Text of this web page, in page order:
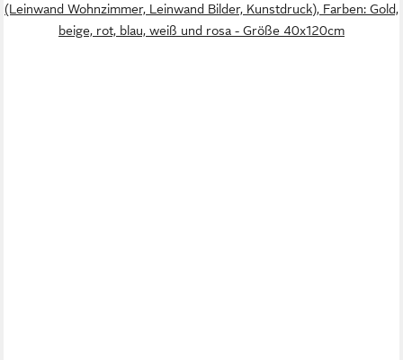
(Leinwand Wohnzimmer, Leinwand Bilder, Kunstdruck), Farben: Gold,
beige, rot, blau, weiß und rosa - Größe 40x120cm